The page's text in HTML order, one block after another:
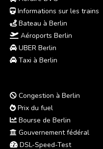
Informations sur les trains
Bateau à Berlin
Aéroports Berlin
UBER Berlin
Taxi à Berlin
Congestion à Berlin
Prix du fuel
Bourse de Berlin
Gouvernement fédéral
DSL-Speed-Test